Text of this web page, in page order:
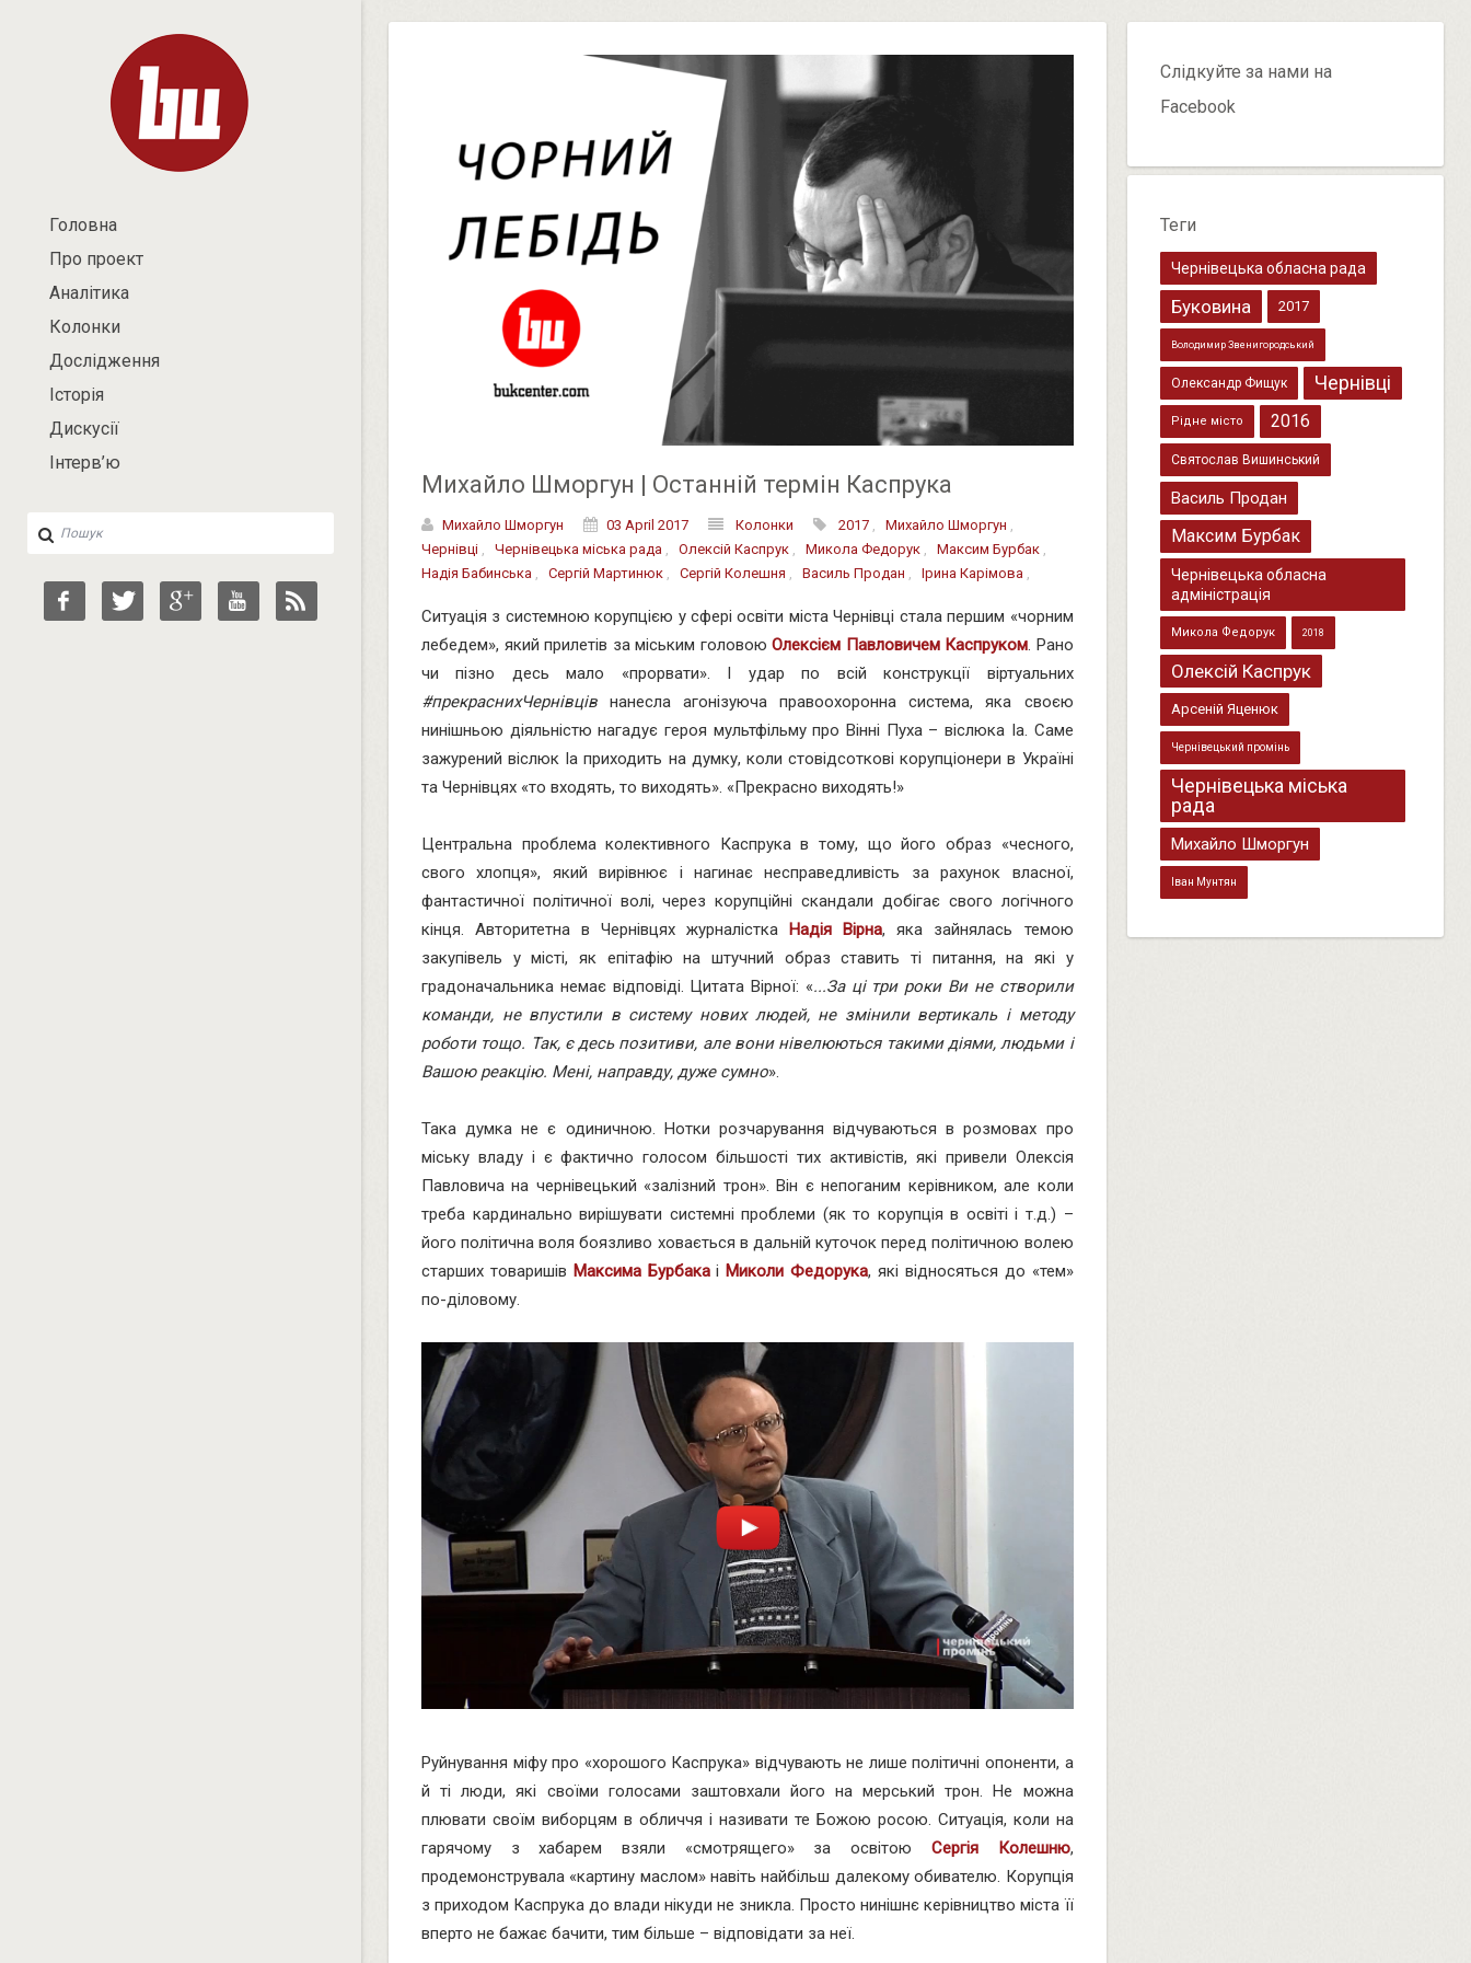
Головна
Про проект
Аналітика
Колонки
Дослідження
Історія
Дискусії
Інтерв’ю
Михайло Шморгун | Останній термін Каспрука
Михайло Шморгун 03 April 2017 Колонки 2017 , Михайло Шморгун ,
Чернівці , Чернівецька міська рада , Олексій Каспрук , Микола Федорук , Максим Бурбак ,
Надія Бабинська , Сергій Мартинюк , Сергій Колешня , Василь Продан , Ірина Карімова ,
Ситуація з системною корупцією у сфері освіти міста Чернівці стала першим «чорним
лебедем», який прилетів за міським головоюОлексієм Павловичем Каспруком. Рано
чи пізно десь мало «прорвати». І удар по всій конструкції віртуальних
#прекраснихЧернівців нанесла агонізуюча правоохоронна система, яка своєю
нинішньою діяльністю нагадує героя мультфільму про Вінні Пуха – віслюка Іа. Саме
зажурений віслюк Іа приходить на думку, коли стовідсоткові корупціонери в Україні
та Чернівцях «то входять, то виходять». «Прекрасно виходять!»
Центральна проблема колективного Каспрука в тому, що його образ «чесного,
свого хлопця», який вирівнює і нагинає несправедливість за рахунок власної,
фантастичної політичної волі, через корупційні скандали добігає свого логічного
кінця. Авторитетна в Чернівцях журналісткаНадія Вірна, яка зайнялась темою
закупівель у місті, як епітафію на штучний образ ставить ті питання, на які у
градоначальника немає відповіді. Цитата Вірної: «...За ці три роки Ви не створили
команди, не впустили в систему нових людей, не змінили вертикаль і методу
роботи тощо. Так, є десь позитиви, але вони нівелюються такими діями, людьми і
Вашою реакцію. Мені, направду, дуже сумно».
Така думка не є одиничною. Нотки розчарування відчуваються в розмовах про
міську владу і є фактично голосом більшості тих активістів, які привели Олексія
Павловича на чернівецький «залізний трон». Він є непоганим керівником, але коли
треба кардинально вирішувати системні проблеми (як то корупція в освіті і т.д.) –
його політична воля боязливо ховається в дальній куточок перед політичною волею
старших товаришів Максима БурбакаіМиколи Федорука, які відносяться до «тем»
по-діловому.
Руйнування міфу про «хорошого Каспрука» відчувають не лише політичні опоненти, а
й ті люди, які своїми голосами заштовхали його на мерський трон. Не можна
плювати своїм виборцям в обличчя і називати те Божою росою. Ситуація, коли на
гарячому з хабарем взяли «смотрящего» за освітою Сергія Колешню,
продемонструвала «картину маслом» навіть найбільш далекому обивателю. Корупція
з приходом Каспрука до влади нікуди не зникла. Просто нинішнє керівництво міста її
вперто не бажає бачити, тим більше – відповідати за неї.
Слідкуйте за нами на
Facebook
Теги
Чернівецька обласна рада
Буковина 2017
Володимир Звенигородський
Олександр Фищук Чернівці
Рідне місто 2016
Святослав Вишинський
Василь Продан
Максим Бурбак
Чернівецька обласна
адміністрація
Микола Федорук 2018
Олексій Каспрук
Арсеній Яценюк
Чернівецький промінь
Чернівецька міська
рада
Михайло Шморгун
Іван Мунтян